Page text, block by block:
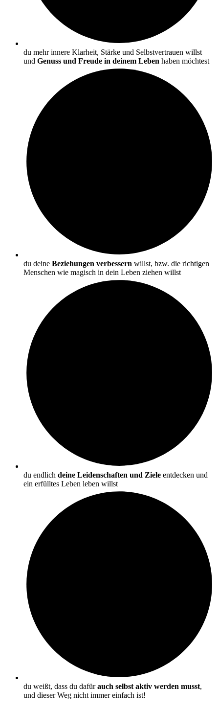
du mehr innere Klarheit, Stärke und Selbstvertrauen willst
und Genuss und Freude in deinem Leben haben möchtest ​
du deine Beziehungen verbessern willst, bzw. die richtigen
Menschen wie magisch in dein Leben ziehen willst
du endlich deine Leidenschaften und Ziele entdecken und
ein erfülltes Leben leben willst
du weißt, dass du dafürauch selbst aktiv werden musst,
und dieser Weg nicht immer einfach ist!